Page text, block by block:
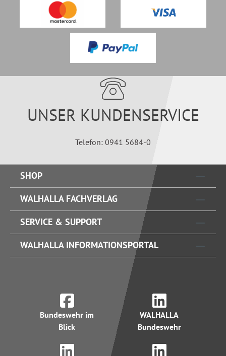
UNSER KUNDENSERVICE
Telefon: 0941 5684-0
SHOP
WALHALLA FACHVERLAG
SERVICE & SUPPORT
WALHALLA INFORMATIONSPORTAL
Bundeswehr im
Blick
WALHALLA
Bundeswehr